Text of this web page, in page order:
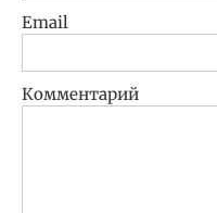
Email
Комментарий